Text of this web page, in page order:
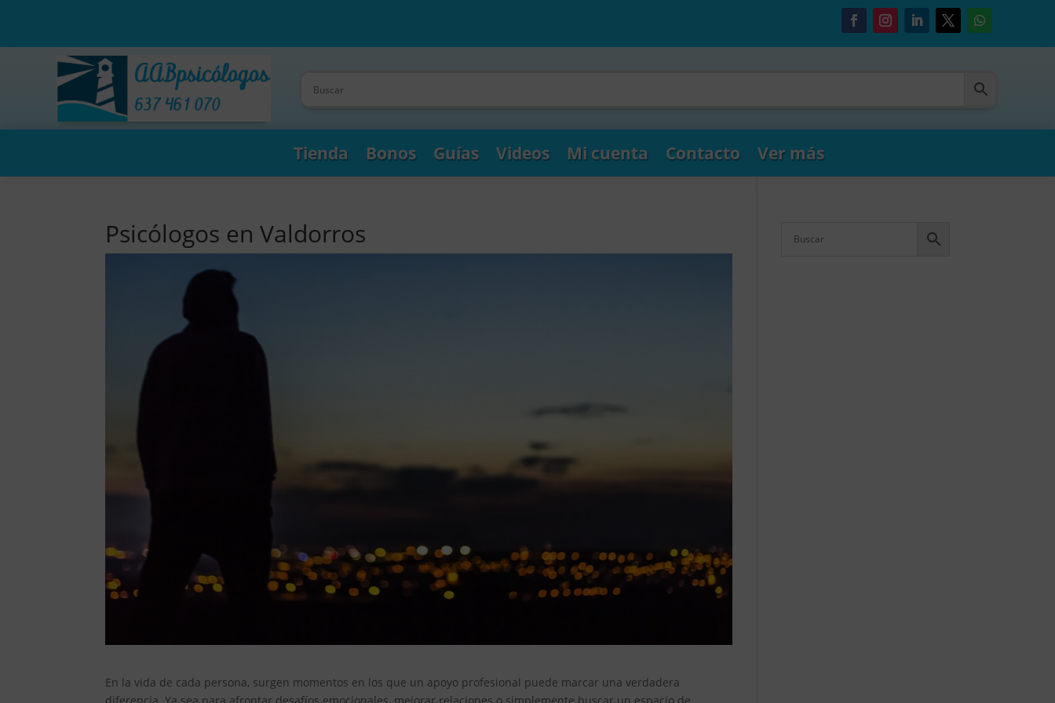
Tienda Bonos Guías Videos Mi cuenta Contacto Ver más
Psicólogos en Valdorros
En la vida de cada persona, surgen momentos en los que un apoyo profesional puede marcar una verdadera